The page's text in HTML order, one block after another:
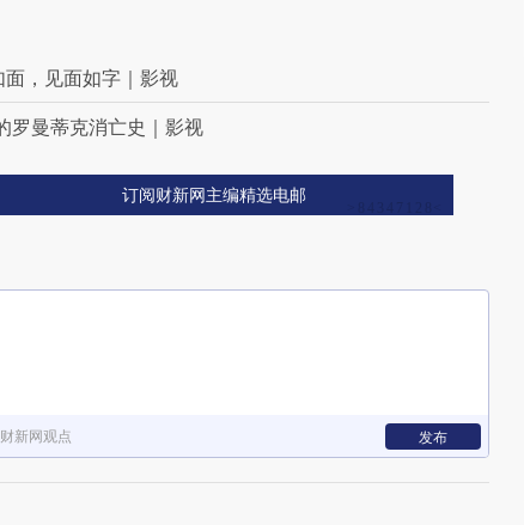
，见面如字｜影视
罗曼蒂克消亡史｜影视
订阅财新网主编精选电邮
新网观点 发布